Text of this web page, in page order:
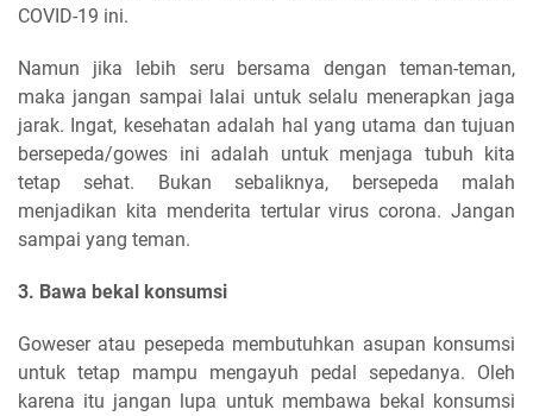
COVID-19 ini.
Namun jika lebih seru bersama dengan teman-teman,
maka jangan sampai lalai untuk selalu menerapkan jaga
jarak. Ingat, kesehatan adalah hal yang utama dan tujuan
bersepeda/gowes ini adalah untuk menjaga tubuh kita
tetap sehat. Bukan sebaliknya, bersepeda malah
menjadikan kita menderita tertular virus corona. Jangan
sampai yang teman.
3. Bawa bekal konsumsi
Goweser atau pesepeda membutuhkan asupan konsumsi
untuk tetap mampu mengayuh pedal sepedanya. Oleh
karena itu jangan lupa untuk membawa bekal konsumsi